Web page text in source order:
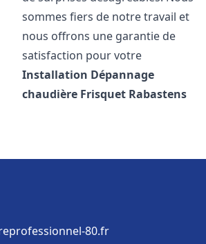
sommes fiers de notre travail et
nous offrons une garantie de
satisfaction pour votre
Installation Dépannage
chaudière Frisquet Rabastens
80.fr